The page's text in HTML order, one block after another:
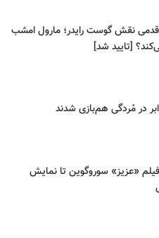
قدمی نقش گوست رایدر؛ مارول امشب
[تایید شد]
در مُردگی هم‌بازی شدند
«عزیز» سوروگوین تا نمایش